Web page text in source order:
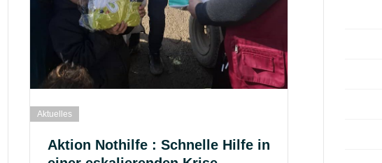
Aktuelles
Aktion Nothilfe : Schnelle Hilfe in